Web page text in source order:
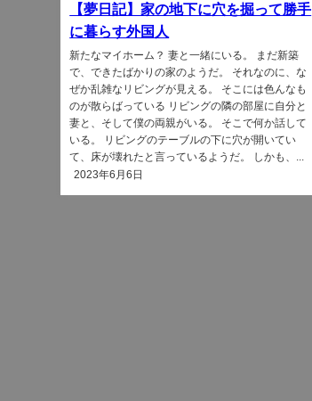
【夢日記】家の地下に穴を掘って勝手
に暮らす外国人
新たなマイホーム？ 妻と一緒にいる。 まだ新築
で、できたばかりの家のようだ。 それなのに、な
ぜか乱雑なリビングが見える。 そこには色んなも
のが散らばっている リビングの隣の部屋に自分と
妻と、そして僕の両親がいる。 そこで何か話して
いる。 リビングのテーブルの下に穴が開いてい
て、床が壊れたと言っているようだ。 しかも、...
2023年6月6日